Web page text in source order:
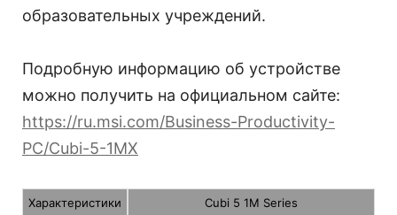
образовательных учреждений.
Подробную информацию об устройстве
можно получить на официальном сайте:
https://ru.msi.com/Business-Productivity-
PC/Cubi-5-1MX
Характеристики Cubi 5 1M Series